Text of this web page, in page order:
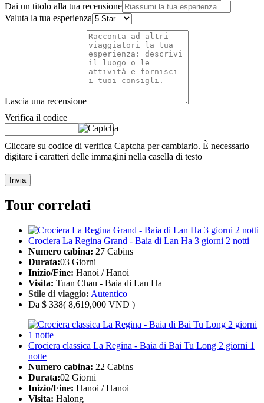
Dai un titolo alla tua recensione
Valuta la tua esperienza
Lascia una recensione
Verifica il codice
Cliccare su codice di verifica Captcha per cambiarlo. È necessario
digitare i caratteri delle immagini nella casella di testo
Invia
Tour correlati
Crociera La Regina Grand - Baia di Lan Ha 3 giorni 2 notti
Numero cabina: 27 Cabins
Durata:03 Giorni
Inizio/Fine: Hanoi / Hanoi
Visita: Tuan Chau - Baia di Lan Ha
Stile di viaggio: Autentico
Da $ 338( 8,619,000 VND )
Crociera classica La Regina - Baia di Bai Tu Long 2 giorni 1
notte
Numero cabina: 22 Cabins
Durata:02 Giorni
Inizio/Fine: Hanoi / Hanoi
Visita: Halong